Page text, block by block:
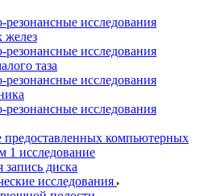
исследования
желез
исследования
таза
исследования
исследования
компьютерных
1 исследование
запись диска
исследования